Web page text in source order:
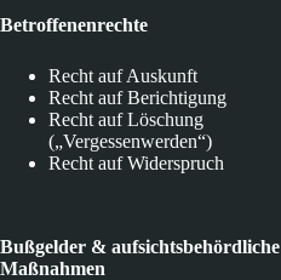
Betroffenenrechte
Recht auf Auskunft
Recht auf Berichtigung
Recht auf Löschung
(„Vergessenwerden“)
Recht auf Widerspruch
Bußgelder & aufsichtsbehördliche
Maßnahmen